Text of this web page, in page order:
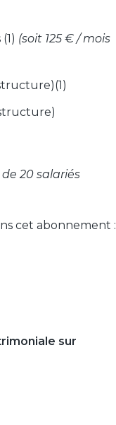
(soit 125 € / mois
20 salariés
cet abonnement :
sur